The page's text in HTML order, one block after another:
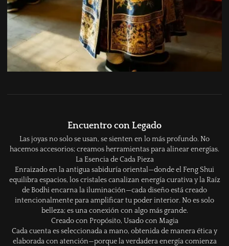
Encuentro con Legado
Las joyas no solo se usan, se sienten en lo más profundo. No
hacemos accesorios; creamos herramientas para alinear energías.
La Esencia de Cada Pieza
Enraizado en la antigua sabiduría oriental—donde el Feng Shui
equilibra espacios, los cristales canalizan energía curativa y la Raíz
de Bodhi encarna la iluminación—cada diseño está creado
intencionalmente para amplificar tu poder interior. No es solo
belleza; es una conexión con algo más grande.
Creado con Propósito, Usado con Magia
Cada cuenta es seleccionada a mano, obtenida de manera ética y
elaborada con atención—porque la verdadera energía comienza